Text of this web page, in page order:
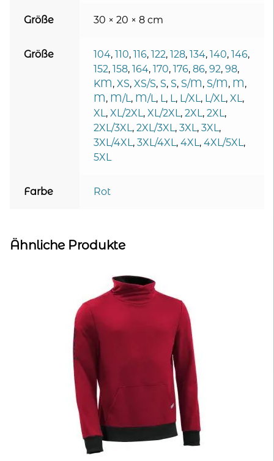
Größe 30 × 20 × 8 cm
Größe 104, 110, 116, 122, 128, 134, 140, 146,
152, 158, 164, 170, 176, 86, 92, 98,
KM, XS, XS/S, S, S, S/M, S/M, M,
M, M/L, M/L, L, L, L/XL, L/XL, XL,
XL, XL/2XL, XL/2XL, 2XL, 2XL,
2XL/3XL, 2XL/3XL, 3XL, 3XL,
3XL/4XL, 3XL/4XL, 4XL, 4XL/5XL,
5XL
Farbe Rot
Ähnliche Produkte